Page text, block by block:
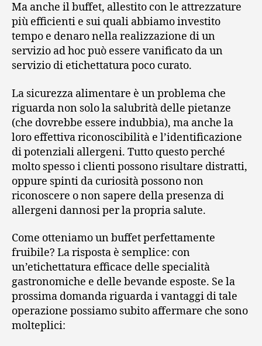
Ma anche il buffet, allestito con le attrezzature
più efficienti e sui quali abbiamo investito
tempo e denaro nella realizzazione di un
servizio ad hoc può essere vanificato da un
servizio di etichettatura poco curato.
La sicurezza alimentare è un problema che
riguarda non solo la salubrità delle pietanze
(che dovrebbe essere indubbia), ma anche la
loro effettiva riconoscibilità e l’identificazione
di potenziali allergeni. Tutto questo perché
molto spesso i clienti possono risultare distratti,
oppure spinti da curiosità possono non
riconoscere o non sapere della presenza di
allergeni dannosi per la propria salute.
Come otteniamo un buffet perfettamente
fruibile? La risposta è semplice: con
un’etichettatura efficace delle specialità
gastronomiche e delle bevande esposte. Se la
prossima domanda riguarda i vantaggi di tale
operazione possiamo subito affermare che sono
molteplici: